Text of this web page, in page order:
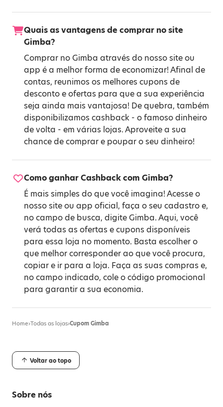
Quais as vantagens de comprar no site
Gimba?
Comprar no Gimba através do nosso site ou
app é a melhor forma de economizar! Afinal de
contas, reunimos os melhores cupons de
desconto e ofertas para que a sua experiência
seja ainda mais vantajosa! De quebra, também
disponibilizamos cashback - o famoso dinheiro
de volta - em várias lojas. Aproveite a sua
chance de comprar e poupar o seu dinheiro!
Como ganhar Cashback com Gimba?
É mais simples do que você imagina! Acesse o
nosso site ou app oficial, faça o seu cadastro e,
no campo de busca, digite Gimba. Aqui, você
verá todas as ofertas e cupons disponíveis
para essa loja no momento. Basta escolher o
que melhor corresponder ao que você procura,
copiar e ir para a loja. Faça as suas compras e,
no campo indicado, cole o código promocional
para garantir a sua economia.
Home›Todas as lojas›Cupom Gimba
Voltar ao topo
Sobre nós